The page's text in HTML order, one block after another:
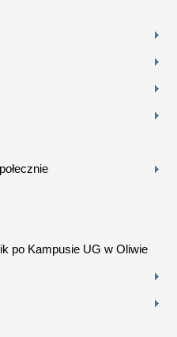
po Kampusie UG w Oliwie